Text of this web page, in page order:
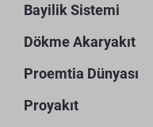
Bayilik Sistemi
Dökme Akaryakıt
Proemtia Dünyası
Proyakıt